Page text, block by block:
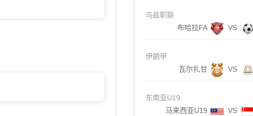
乌兹职联
布哈拉FA
VS
伊朗甲
瓦尔扎甘
VS
东南亚U19
马来西亚U19
VS